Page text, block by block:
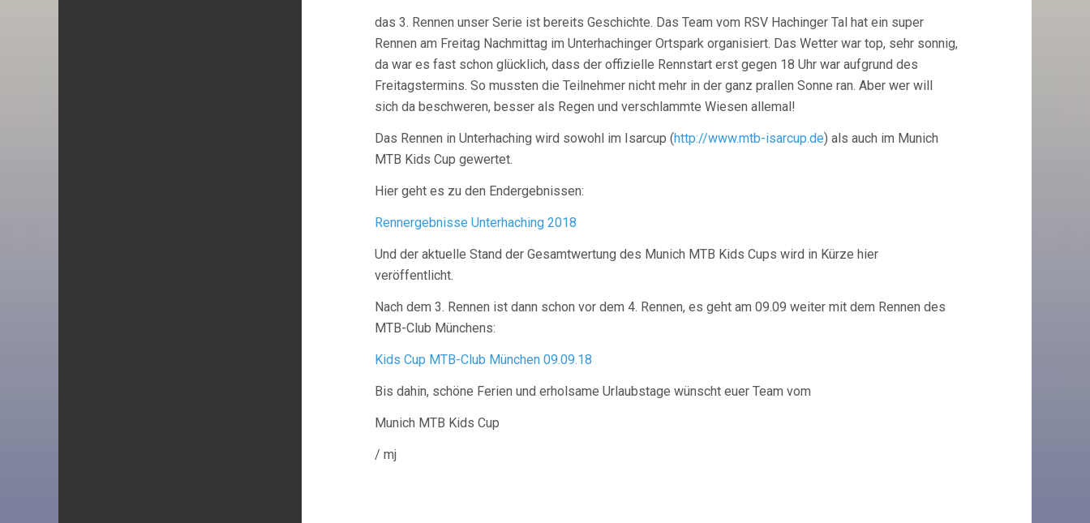
das 3. Rennen unser Serie ist bereits Geschichte. Das Team vom RSV Hachinger Tal hat ein super
Rennen am Freitag Nachmittag im Unterhachinger Ortspark organisiert. Das Wetter war top, sehr sonnig,
da war es fast schon glücklich, dass der offizielle Rennstart erst gegen 18 Uhr war aufgrund des
Freitagstermins. So mussten die Teilnehmer nicht mehr in der ganz prallen Sonne ran. Aber wer will
sich da beschweren, besser als Regen und verschlammte Wiesen allemal!
Das Rennen in Unterhaching wird sowohl im Isarcup (http://www.mtb-isarcup.de) als auch im Munich
MTB Kids Cup gewertet.
Hier geht es zu den Endergebnissen:
Rennergebnisse Unterhaching 2018
Und der aktuelle Stand der Gesamtwertung des Munich MTB Kids Cups wird in Kürze hier
veröffentlicht.
Nach dem 3. Rennen ist dann schon vor dem 4. Rennen, es geht am 09.09 weiter mit dem Rennen des
MTB-Club Münchens:
Kids Cup MTB-Club München 09.09.18
Bis dahin, schöne Ferien und erholsame Urlaubstage wünscht euer Team vom
Munich MTB Kids Cup
/ mj